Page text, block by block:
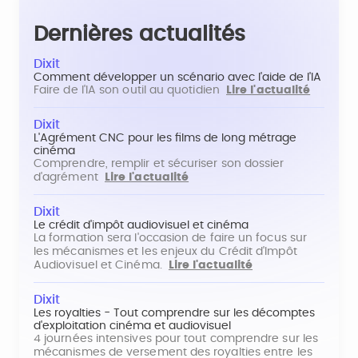
Dernières actualités
Dixit
Comment développer un scénario avec l'aide de l'IA
Faire de l'IA son outil au quotidien
Lire l'actualité
Dixit
L'Agrément CNC pour les films de long métrage
cinéma
Comprendre, remplir et sécuriser son dossier
d'agrément
Lire l'actualité
Dixit
Le crédit d'impôt audiovisuel et cinéma
La formation sera l'occasion de faire un focus sur
les mécanismes et les enjeux du Crédit d'Impôt
Audiovisuel et Cinéma.
Lire l'actualité
Dixit
Les royalties - Tout comprendre sur les décomptes
d'exploitation cinéma et audiovisuel
4 journées intensives pour tout comprendre sur les
mécanismes de versement des royalties entre les